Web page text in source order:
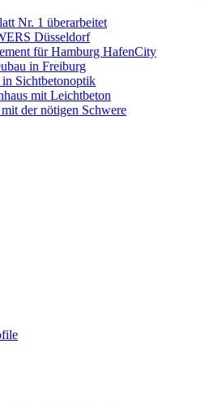
Nr. 1 überarbeitet
Düsseldorf
für Hamburg HafenCity
in Freiburg
in Sichtbetonoptik
mit Leichtbeton
der nötigen Schwere